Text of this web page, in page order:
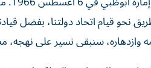
قيام اتحاد دولتنا، بفضل
وازدهاره، سنبقى نسير على